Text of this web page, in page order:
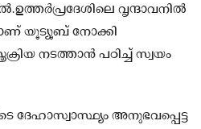
വൃന്ദാവനിൽ
യൂട്യൂബ് നോക്കി
നടത്താൻ പഠിച്ച് സ്വയം
ദേഹാസ്വാസ്ഥ്യം അനുഭവപ്പെട്ട